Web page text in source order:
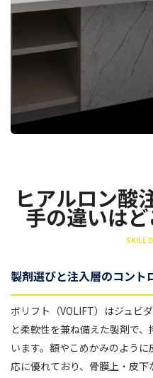
ヒアルロン酸
手の違いは
SKILL
製剤選びと注入層のコント
ボリフト（VOLIFT）はジュビ
と柔軟性を兼ね備えた製剤で
います。額やこめかみのよう
応に優れており、骨膜上・皮